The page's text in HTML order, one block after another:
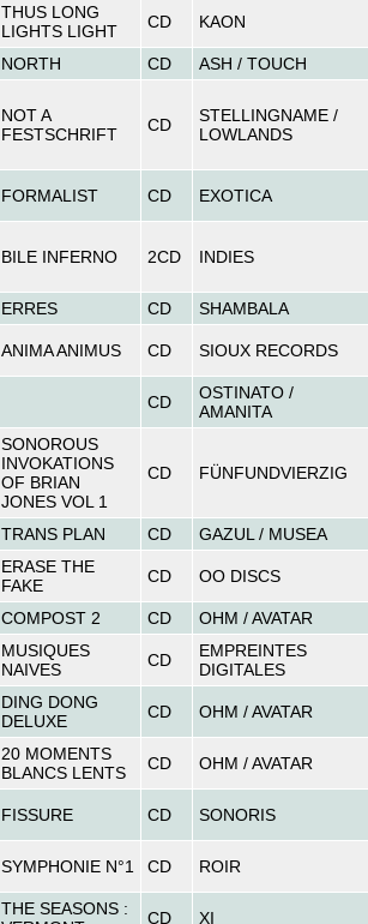
THUS LONG
LIGHTS LIGHT
CD KAON
NORTH CD ASH / TOUCH
NOT A
FESTSCHRIFT
CD
STELLINGNAME /
LOWLANDS
FORMALIST CD EXOTICA
BILE INFERNO 2CD INDIES
ERRES CD SHAMBALA
ANIMA ANIMUS CD SIOUX RECORDS
CD
OSTINATO /
AMANITA
SONOROUS
INVOKATIONS
OF BRIAN
JONES VOL 1
CD FÜNFUNDVIERZIG
TRANS PLAN CD GAZUL / MUSEA
ERASE THE
FAKE
CD OO DISCS
COMPOST 2 CD OHM / AVATAR
MUSIQUES
NAIVES
CD
EMPREINTES
DIGITALES
DING DONG
DELUXE
CD OHM / AVATAR
20 MOMENTS
BLANCS LENTS
CD OHM / AVATAR
FISSURE CD SONORIS
SYMPHONIE N°1 CD ROIR
THE SEASONS :
CD XI